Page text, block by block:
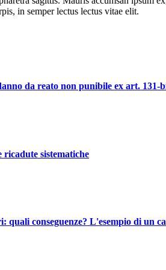
in semper lectus lectus vitae elit.
da reato non punibile ex art. 131-
sistematiche
conseguenze? L'esempio di un